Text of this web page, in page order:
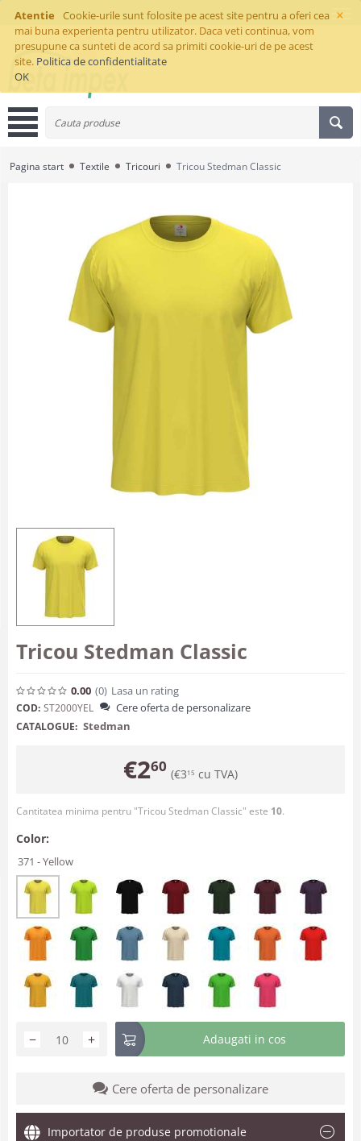
×
Atentie
Cookie-urile sunt folosite pe acest site pentru a oferi cea
mai buna experienta pentru utilizator. Daca veti continua, vom
presupune ca sunteti de acord sa primiti cookie-uri de pe acest
site. Politica de confidentialitate
OK
Pagina start Textile Tricouri Tricou Stedman Classic
Tricou Stedman Classic
0.00 (0) Lasa un rating
COD: ST2000YEL Cere oferta de personalizare
CATALOGUE: Stedman
€260 (€315 cu TVA)
Cantitatea minima pentru "Tricou Stedman Classic" este 10.
Color:
371 - Yellow
+
− Adaugati in cos
Cere oferta de personalizare
Importator de produse promotionale